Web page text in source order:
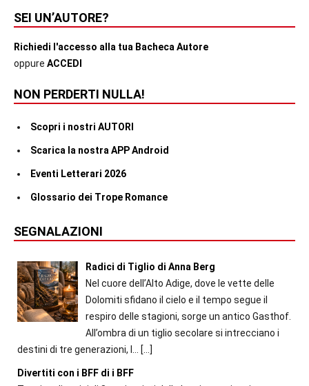
SEI UN’AUTORE?
Richiedi l'accesso alla tua Bacheca Autore
oppure ACCEDI
NON PERDERTI NULLA!
Scopri i nostri AUTORI
Scarica la nostra APP Android
Eventi Letterari 2026
Glossario dei Trope Romance
SEGNALAZIONI
Radici di Tiglio di Anna Berg
Nel cuore dell’Alto Adige, dove le vette delle
Dolomiti sfidano il cielo e il tempo segue il
respiro delle stagioni, sorge un antico Gasthof.
All’ombra di un tiglio secolare si intrecciano i
destini di tre generazioni, l...
[…]
Divertiti con i BFF di i BFF